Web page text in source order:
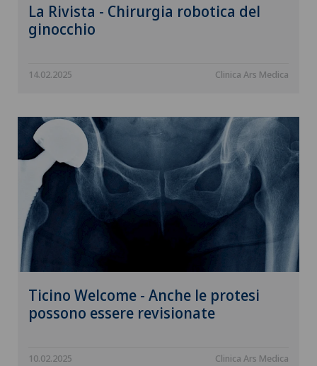
La Rivista - Chirurgia robotica del
ginocchio
14.02.2025 Clinica Ars Medica
Ticino Welcome - Anche le protesi
possono essere revisionate
10.02.2025 Clinica Ars Medica